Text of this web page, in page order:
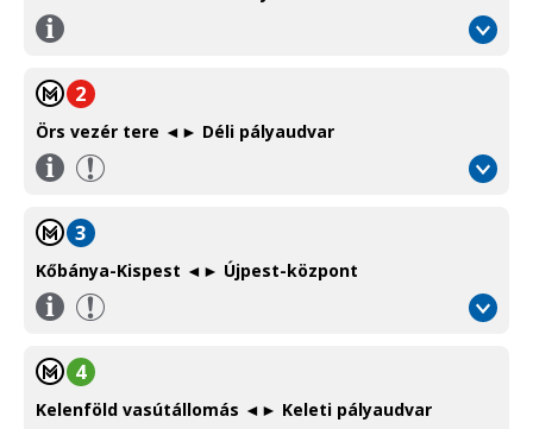
Információ
Information
2
Örs vezér tere ◄► Déli pályaudvar
Információ
Information
3
Kőbánya-Kispest ◄► Újpest-központ
Információ
Information
4
Kelenföld vasútállomás ◄► Keleti pályaudvar